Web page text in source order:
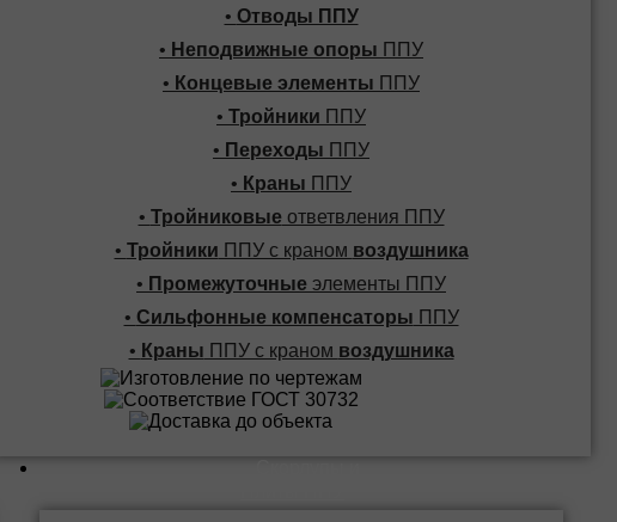
• Отводы ППУ
• Неподвижные опоры ППУ
• Концевые элементы ППУ
• Тройники ППУ
• Переходы ППУ
• Краны ППУ
• Тройниковые ответвления ППУ
• Тройники ППУ с краном воздушника
• Промежуточные элементы ППУ
• Сильфонные компенсаторы ППУ
• Краны ППУ с краном воздушника